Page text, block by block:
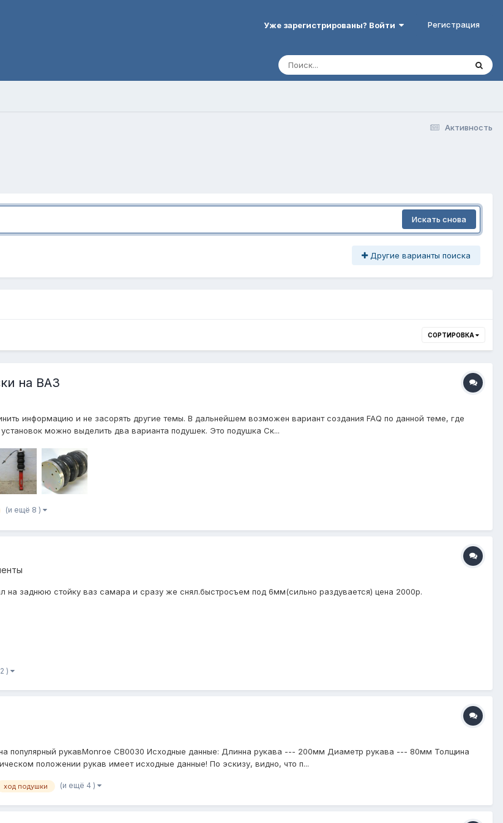
Уже зарегистрированы? Войти Регистрация
Активность
Искать снова
Другие варианты поиска
СОРТИРОВКА
на ВАЗ
информацию и не засорять другие темы. В дальнейшем возможен вариант создания FAQ по данной теме, где
можно выделить два варианта подушек. Это подушка Ск...
(и ещё 8 )
на заднюю стойку ваз самара и сразу же снял.быстросъем под 6мм(сильно раздувается) цена 2000р.
)
популярный рукавMonroe CB0030 Исходные данные: Длинна рукава --- 200мм Диаметр рукава --- 80мм Толщина
положении рукав имеет исходные данные! По эскизу, видно, что п...
ход подушки (и ещё 4 )